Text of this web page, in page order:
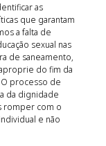
as
que garantam
a falta de
sexual nas
de saneamento,
do fim da
processo de
da dignidade
romper com o
e não